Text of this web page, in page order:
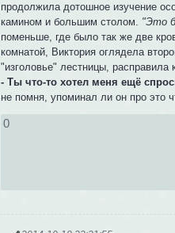
продолжила дотошное изучение
камином и большим столом. "Это
поменьше, где было так же две
комнатой, Виктория оглядела
"изголовье" лестницы,
- Ты что-то хотел меня ещё
не помня, упоминал ли он про это
0